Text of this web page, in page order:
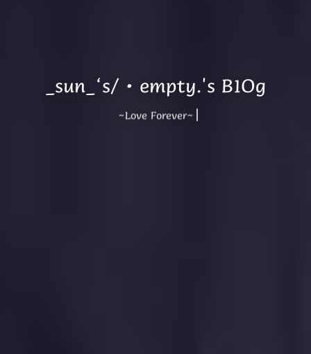
_sun_‘s/·empty.'s B1Og
~Love Forever~